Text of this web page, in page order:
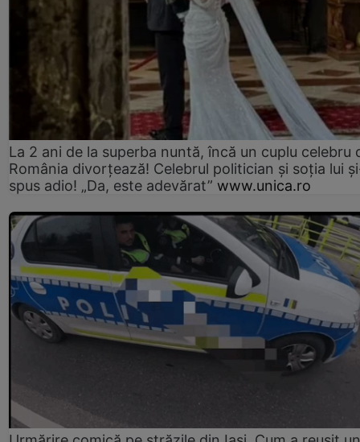
La 2 ani de la superba nuntă, încă un cuplu celebru
România divorțează! Celebrul politician și soția lui
spus adio! „Da, este adevărat” www.unica.ro